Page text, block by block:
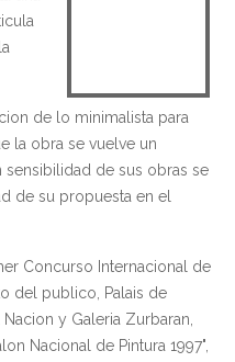
de lo minimalista para
la obra se vuelve un
sensibilidad de sus obras se
de su propuesta en el
Concurso Internacional de
del publico, Palais de
y Galeria Zurbaran,
Nacional de Pintura 1997",